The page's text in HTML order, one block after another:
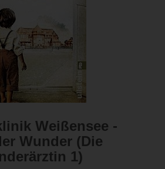
Weißensee -
Wunder (Die
1)